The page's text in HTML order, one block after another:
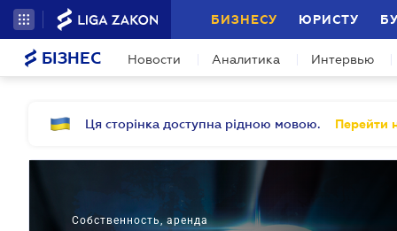
БИЗНЕСУ ЮРИСТУ
БІЗНЕС Новости Аналитика Интервью
Ця сторінка доступна рідною мовою. Перейти
Собственность, аренда